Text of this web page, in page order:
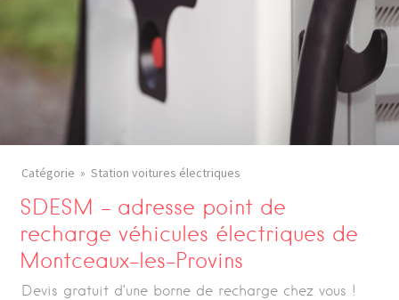
Catégorie Station voitures électriques
SDESM – adresse point de
recharge véhicules électriques de
Montceaux-les-Provins
Devis gratuit d’une borne de recharge chez vous !